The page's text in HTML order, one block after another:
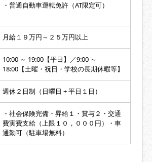
・普通自動車運転免許（AT限定可）
月給１９万円～２５万円以上
10:00 ～ 19:00【平日】／9:00 ～
18:00【土曜・祝日・学校の長期休暇等】
週休２日制（日曜日 + 平日１日）
・社会保険完備・昇給１・賞与２・交通
費実費支給（上限１０，０００円）・車
通勤可（駐車場無料）